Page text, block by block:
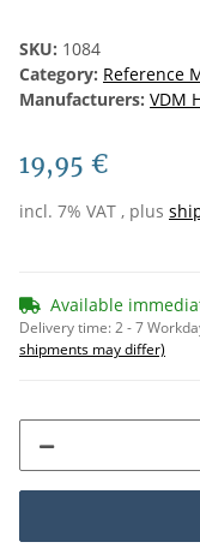
SKU: 1084
Category: Reference
Manufacturers: VDM
19,95 €
incl. 7% VAT , plus
Available
Delivery time:2 - 7
shipments may differ)